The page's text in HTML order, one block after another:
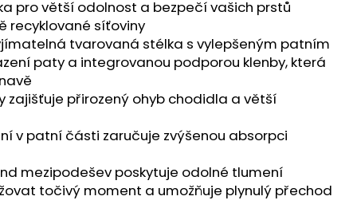
pro větší odolnost a bezpečí vašich prstů
recyklované síťoviny
tvarovaná stélka s vylepšeným patním
paty a integrovanou podporou klenby, která
zajišťuje přirozený ohyb chodidla a větší
v patní části zaručuje zvýšenou absorpci
mezipodešev poskytuje odolné tlumení
točivý moment a umožňuje plynulý přechod